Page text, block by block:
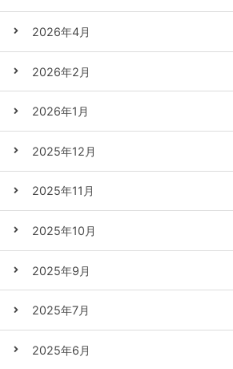
2026年4月
2026年2月
2026年1月
2025年12月
2025年11月
2025年10月
2025年9月
2025年7月
2025年6月